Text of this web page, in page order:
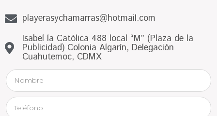
playerasychamarras@hotmail.com
Isabel la Católica 488 local “M” (Plaza de la
Publicidad) Colonia Algarín, Delegación
Cuahutemoc, CDMX